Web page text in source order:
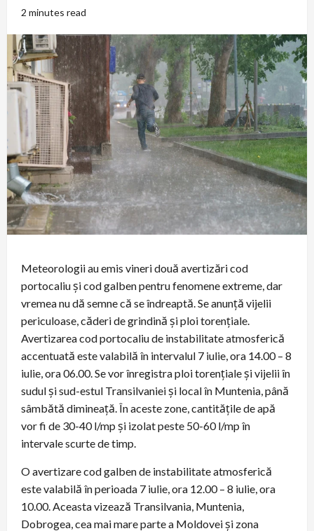
2 minutes read
Meteorologii au emis vineri două avertizări cod
portocaliu și cod galben pentru fenomene extreme, dar
vremea nu dă semne că se îndreaptă. Se anunță vijelii
periculoase, căderi de grindină și ploi torențiale.
Avertizarea cod portocaliu de instabilitate atmosferică
accentuată este valabilă în intervalul 7 iulie, ora 14.00 – 8
iulie, ora 06.00. Se vor înregistra ploi torențiale și vijelii în
sudul și sud-estul Transilvaniei și local în Muntenia, până
sâmbătă dimineață. În aceste zone, cantitățile de apă
vor fi de 30-40 l/mp și izolat peste 50-60 l/mp în
intervale scurte de timp.
O avertizare cod galben de instabilitate atmosferică
este valabilă în perioada 7 iulie, ora 12.00 – 8 iulie, ora
10.00. Aceasta vizează Transilvania, Muntenia,
Dobrogea, cea mai mare parte a Moldovei și zona